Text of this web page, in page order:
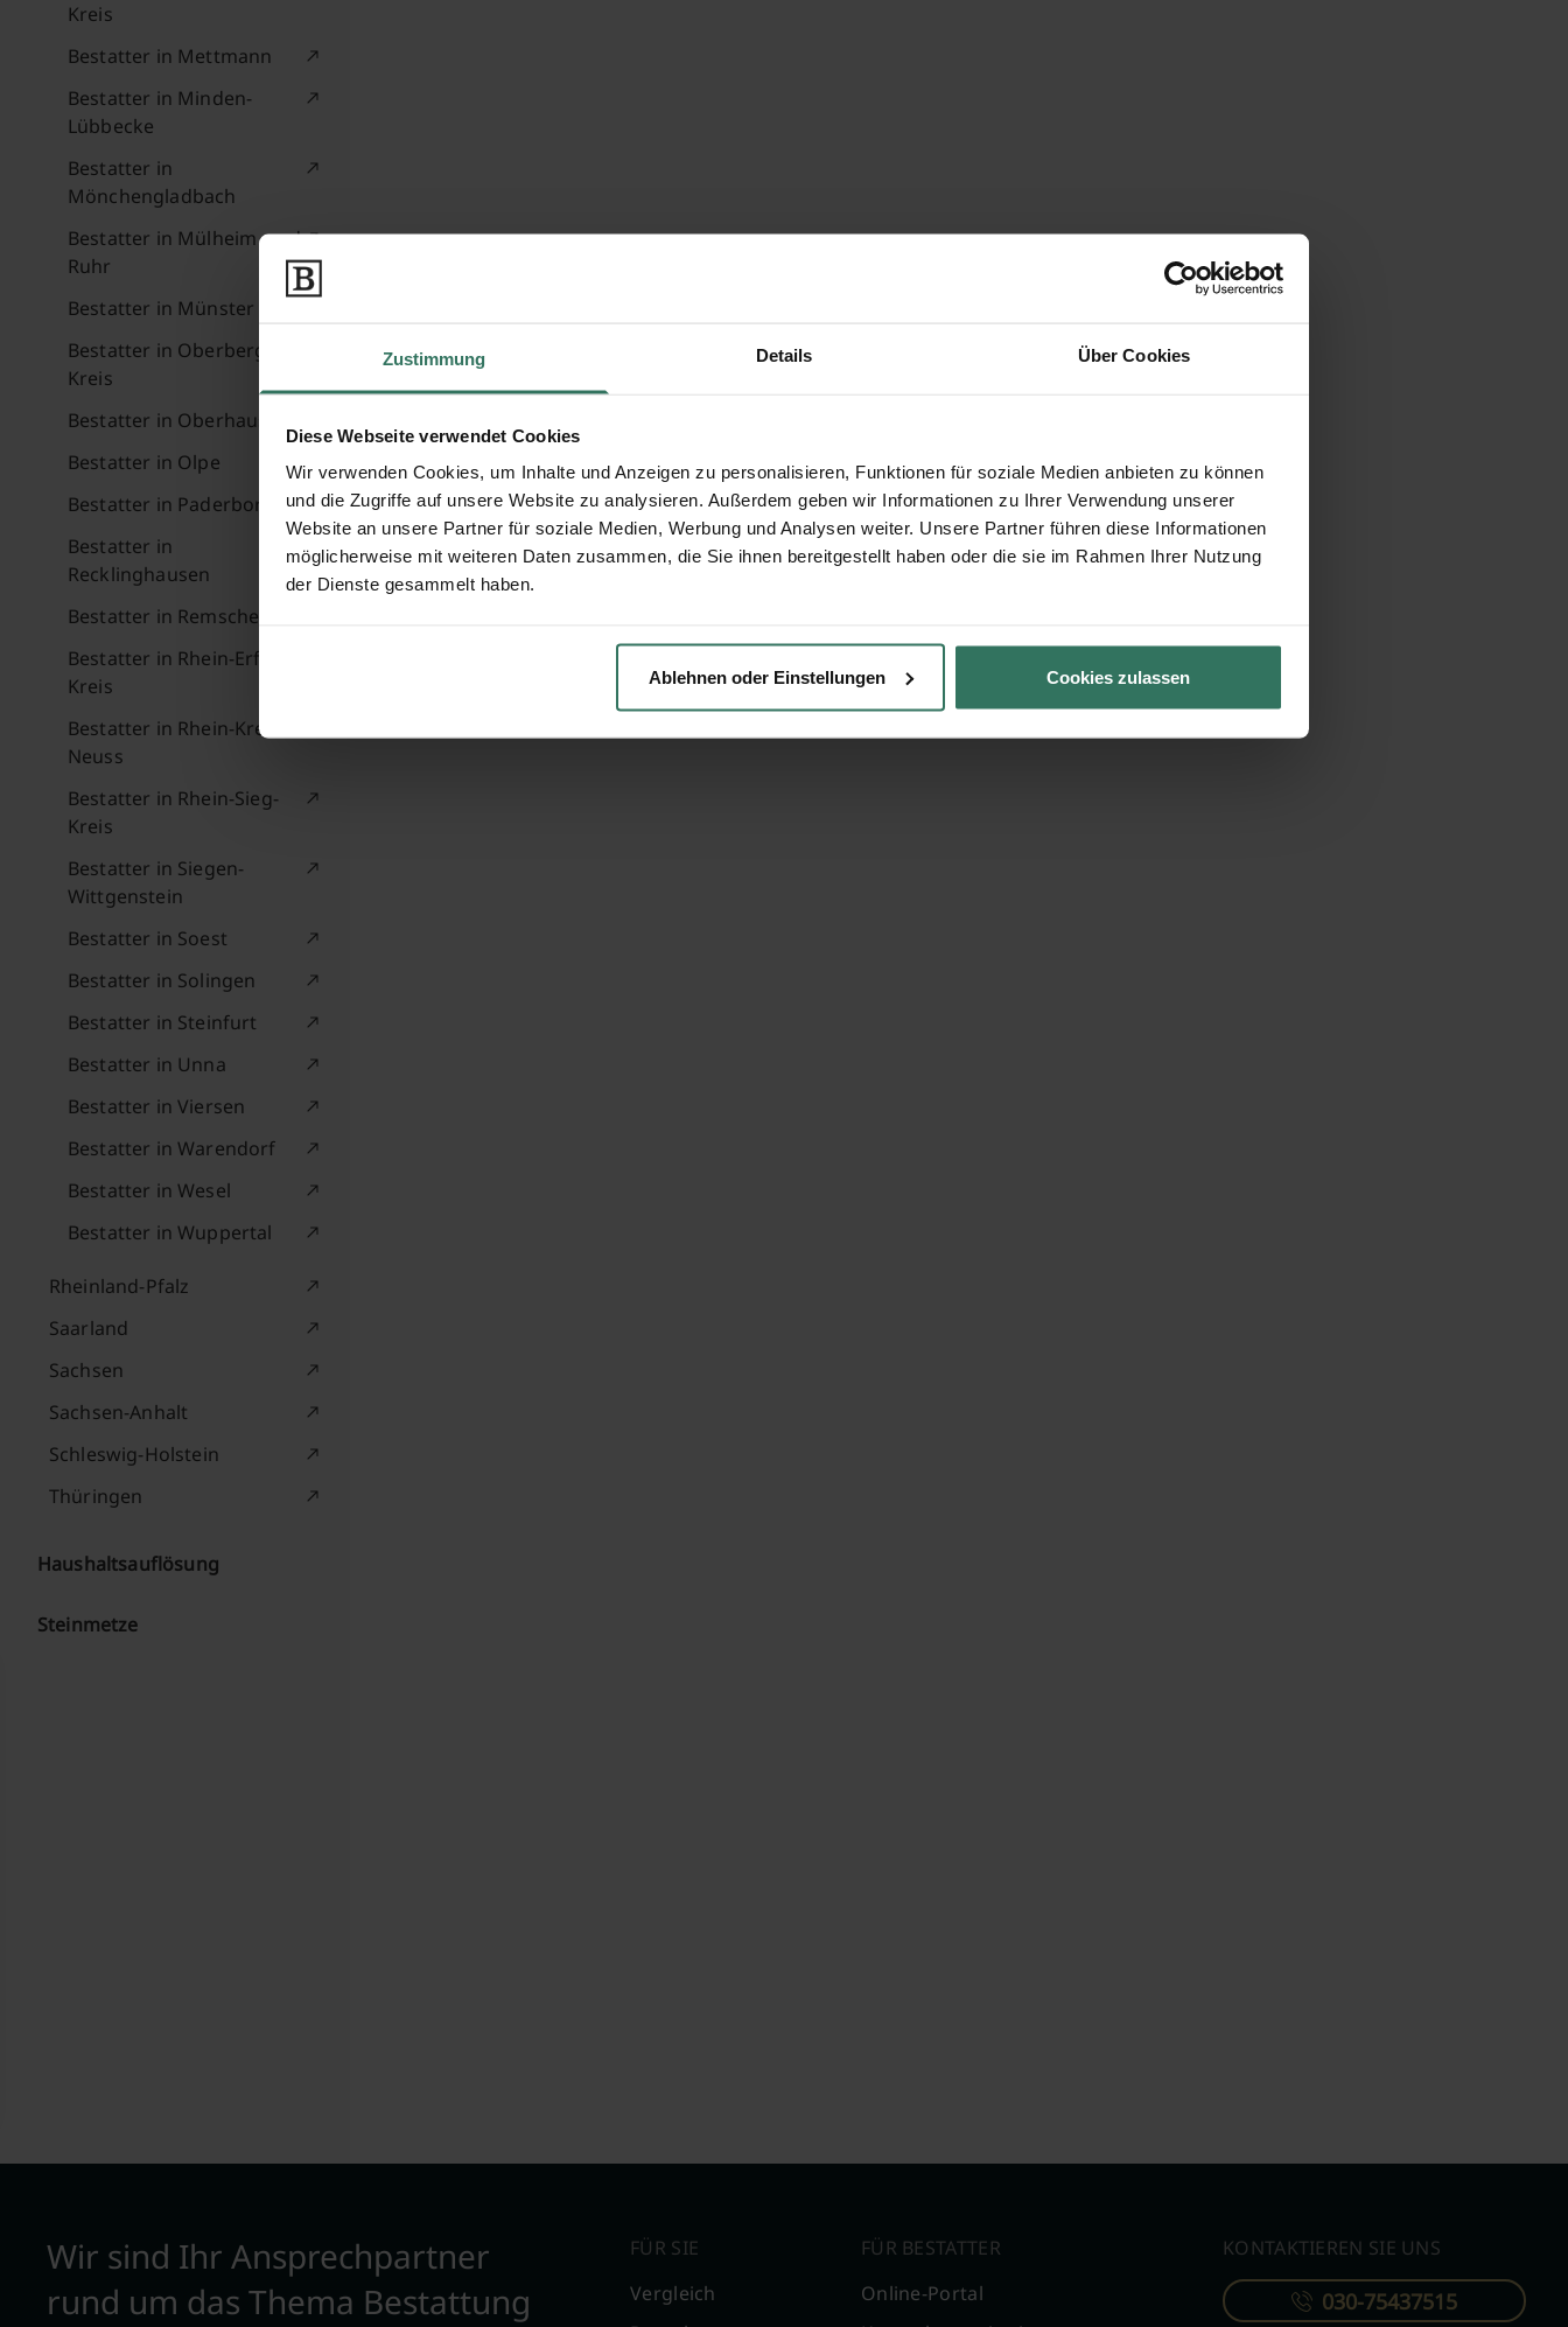
Zustimmung Details Über Cookies
Diese Webseite verwendet Cookies
Wir verwenden Cookies, um Inhalte und Anzeigen zu personalisieren, Funktionen für soziale Medien anbieten zu können
und die Zugriffe auf unsere Website zu analysieren. Außerdem geben wir Informationen zu Ihrer Verwendung unserer
Website an unsere Partner für soziale Medien, Werbung und Analysen weiter. Unsere Partner führen diese Informationen
möglicherweise mit weiteren Daten zusammen, die Sie ihnen bereitgestellt haben oder die sie im Rahmen Ihrer Nutzung
der Dienste gesammelt haben.
Ablehnen oder Einstellungen Cookies zulassen
Kreis
Bestatter in Mettmann
Bestatter in Minden-
Lübbecke
Bestatter in
Mönchengladbach
Bestatter in Mülheim an der
Ruhr
Bestatter in Münster
Bestatter in Oberbergischer
Kreis
Bestatter in Oberhausen
Bestatter in Olpe
Bestatter in Paderborn
Bestatter in
Recklinghausen
Bestatter in Remscheid
Bestatter in Rhein-Erft-
Kreis
Bestatter in Rhein-Kreis
Neuss
Bestatter in Rhein-Sieg-
Kreis
Bestatter in Siegen-
Wittgenstein
Bestatter in Soest
Bestatter in Solingen
Bestatter in Steinfurt
Bestatter in Unna
Bestatter in Viersen
Bestatter in Warendorf
Bestatter in Wesel
Bestatter in Wuppertal
Rheinland-Pfalz
Saarland
Sachsen
Sachsen-Anhalt
Schleswig-Holstein
Thüringen
Haushaltsauflösung
Steinmetze
Wir sind Ihr Ansprechpartner
rund um das Thema Bestattung
FÜR SIE
Vergleich
FÜR BESTATTER
Online-Portal
KONTAKTIEREN SIE UNS
030-75437515